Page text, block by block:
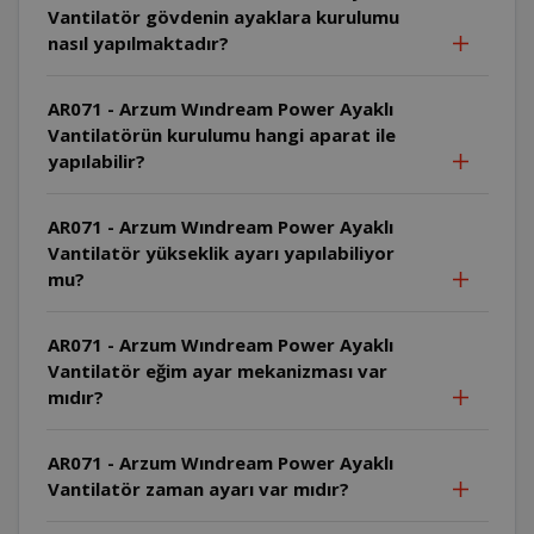
Vantilatör gövdenin ayaklara kurulumu
nasıl yapılmaktadır?
AR071 - Arzum Wındream Power Ayaklı
Vantilatörün kurulumu hangi aparat ile
yapılabilir?
AR071 - Arzum Wındream Power Ayaklı
Vantilatör yükseklik ayarı yapılabiliyor
mu?
AR071 - Arzum Wındream Power Ayaklı
Vantilatör eğim ayar mekanizması var
mıdır?
AR071 - Arzum Wındream Power Ayaklı
Vantilatör zaman ayarı var mıdır?